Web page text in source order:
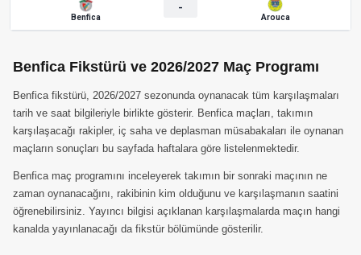
Benfica
-
Arouca
Benfica Fikstürü ve 2026/2027 Maç Programı
Benfica fikstürü, 2026/2027 sezonunda oynanacak tüm karşılaşmaları
tarih ve saat bilgileriyle birlikte gösterir. Benfica maçları, takımın
karşılaşacağı rakipler, iç saha ve deplasman müsabakaları ile oynanan
maçların sonuçları bu sayfada haftalara göre listelenmektedir.
Benfica maç programını inceleyerek takımın bir sonraki maçının ne
zaman oynanacağını, rakibinin kim olduğunu ve karşılaşmanın saatini
öğrenebilirsiniz. Yayıncı bilgisi açıklanan karşılaşmalarda maçın hangi
kanalda yayınlanacağı da fikstür bölümünde gösterilir.